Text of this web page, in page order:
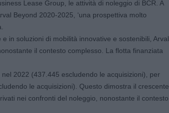
Lease Group, le attività di noleggio di BCR. A
Beyond 2020-2025, ‘una prospettiva molto
in soluzioni di mobilità innovative e sostenibili, Arval
il contesto complesso. La flotta finanziata
2022 (437.445 escludendo le acquisizioni), per
le acquisizioni). Questo dimostra il crescente
nei confronti del noleggio, nonostante il contesto